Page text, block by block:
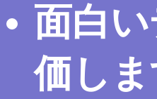
面白
価し